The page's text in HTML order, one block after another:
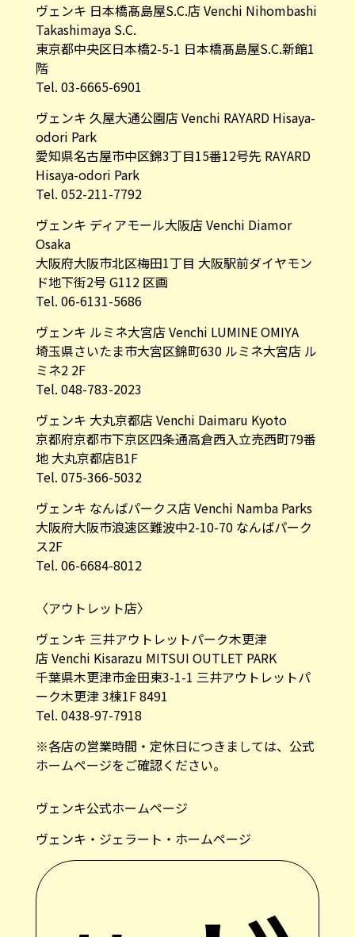
ヴェンキ 日本橋髙島屋S.C.店 Venchi Nihombashi
Takashimaya S.C.
東京都中央区日本橋2-5-1 日本橋髙島屋S.C.新館1
階
Tel. 03-6665-6901
ヴェンキ 久屋大通公園店 Venchi RAYARD Hisaya-
odori Park
愛知県名古屋市中区錦3丁目15番12号先 RAYARD
Hisaya-odori Park
Tel. 052-211-7792
ヴェンキ ディアモール大阪店 Venchi Diamor
Osaka
大阪府大阪市北区梅田1丁目 大阪駅前ダイヤモン
ド地下街2号 G112 区画
Tel. 06-6131-5686
ヴェンキ ルミネ大宮店 Venchi LUMINE OMIYA
埼玉県さいたま市大宮区錦町630 ルミネ大宮店 ル
ミネ2 2F
Tel. 048-783-2023
ヴェンキ 大丸京都店 Venchi Daimaru Kyoto
京都府京都市下京区四条通高倉西入立売西町79番
地 大丸京都店B1F
Tel. 075-366-5032
ヴェンキ なんばパークス店 Venchi Namba Parks
大阪府大阪市浪速区難波中2-10-70 なんばパーク
ス2F
Tel. 06-6684-8012
〈アウトレット店〉
ヴェンキ 三井アウトレットパーク木更津
店 Venchi Kisarazu MITSUI OUTLET PARK
千葉県木更津市金田東3-1-1 三井アウトレットパ
ーク木更津 3棟1F 8491
Tel. 0438-97-7918
※各店の営業時間・定休日につきましては、公式
ホームページをご確認ください。
ヴェンキ公式ホームページ
ヴェンキ・ジェラート・ホームページ